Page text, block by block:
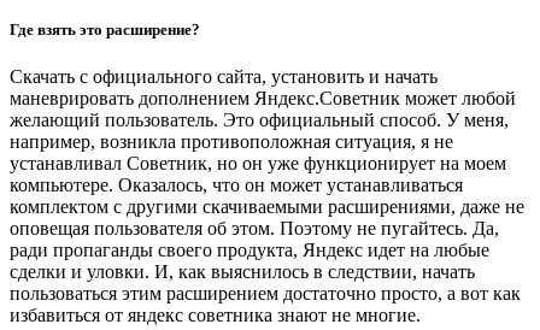
Где взять это расширение?
Скачать с официального сайта, установить и начать
маневрировать дополнением Яндекс.Советник может любой
желающий пользователь. Это официальный способ. У меня,
например, возникла противоположная ситуация, я не
устанавливал Советник, но он уже функционирует на моем
компьютере. Оказалось, что он может устанавливаться
комплектом с другими скачиваемыми расширениями, даже не
оповещая пользователя об этом. Поэтому не пугайтесь. Да,
ради пропаганды своего продукта, Яндекс идет на любые
сделки и уловки. И, как выяснилось в следствии, начать
пользоваться этим расширением достаточно просто, а вот как
избавиться от яндекс советника знают не многие.